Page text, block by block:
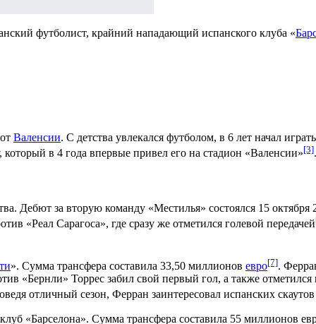
футболист, крайний нападающий испанского клуба «
Валенсии. С детства увлекался футболом, в 6 лет начал
который в 4 года впервые привел его на стадион «Валенсии»[3].
Дебют за вторую команду «Местилья» состоялся 1 5 октября
«Реал Сарагоса», где сразу же отметился голевой передачей
». Сумма трансфера составила 33,50 миллионов евро[7].
«Бернли» Торрес забил свой первый гол, а также
отличный сезон, Ферран заинтересовал испанских
«Барселона». Сумма трансфера составила 55 миллионов